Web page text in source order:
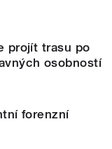
projít trasu po
osobností
forenzní